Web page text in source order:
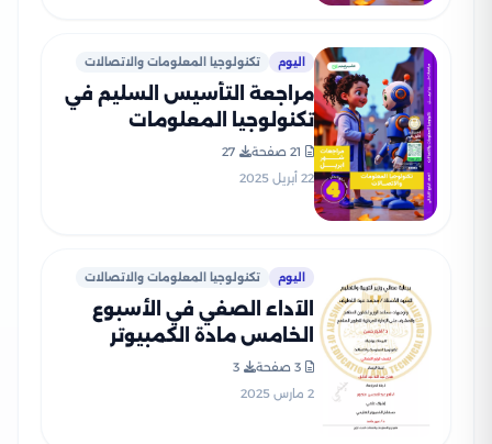
اليوم تكنولوجيا المعلومات والاتصالات
مراجعة التأسيس السليم في
تكنولوجيا المعلومات
والاتصالات لرابعة ابتدائي على
21 صفحة
27
22 أبريل 2025
اليوم تكنولوجيا المعلومات والاتصالات
الآداء الصفي في الأسبوع
الخامس مادة الكمبيوتر
للصف الرابع الإبتدائي الترم
الثاني 2025 بصيغة PDF
3 صفحة
3
2 مارس 2025